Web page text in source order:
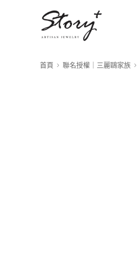
首頁 聯名授權｜三麗鷗家族